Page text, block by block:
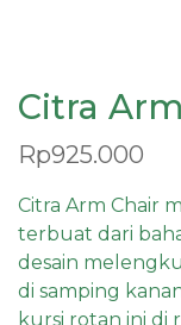
Citra
Rp925.000
Citra Arm Chair
terbuat dari
desain
di samping
kursi rotan ini